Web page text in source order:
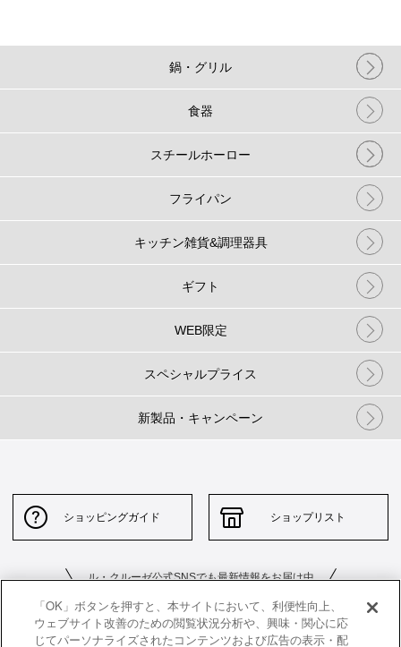
鍋・グリル
食器
スチールホーロー
フライパン
キッチン雑貨&調理器具
ギフト
WEB限定
スペシャルプライス
新製品・キャンペーン
ショッピングガイド ショップリスト
ル・クルーゼ公式SNSでも最新情報をお届け中
「OK」ボタンを押すと、本サイトにおいて、利便性向上、
ウェブサイト改善のための閲覧状況分析や、興味・関心に応
じてパーソナライズされたコンテンツおよび広告の表示・配